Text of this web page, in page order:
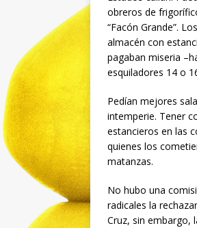
obreros de
“Facón Grande”.
almacén con
pagaban miseria
esquiladores 14 o
Pedían mejores
intemperie. Tener
estancieros en las
quienes los
matanzas.
No hubo una
radicales la
Cruz, sin embargo,